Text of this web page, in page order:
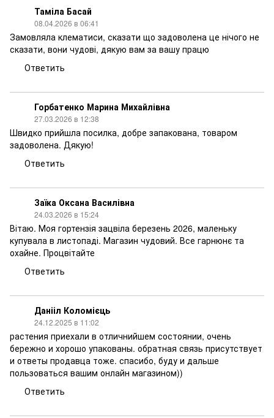
Таміла Басай
08.04.2026 в 06:41
Замовляла клематиси, сказати що задоволена це нічого не
сказати, вони чудові, дякую вам за вашу працю
Ответить
Горбатенко Марина Михайлівна
27.03.2026 в 12:38
Швидко прийшла посилка, добре запакована, товаром
задоволена. Дякую!
Ответить
Заїка Оксана Василівна
24.03.2026 в 15:24
Вітаю. Моя гортензія зацвіла березень 2026, маленьку
купувала в листопаді. Магазин чудовий. Все гарнюнє та
охайне. Процвітайте
Ответить
Данііл Коломієць
24.12.2025 в 11:02
растения приехали в отличнийшем состоянии, очень
бережно и хорошо упакованы. обратная связь присутствует
и ответы продавца тоже. спасибо, буду и дальше
пользоваться вашим онлайн магазином))
Ответить